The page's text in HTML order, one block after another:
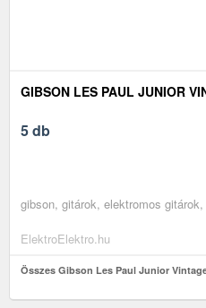
GIBSON LES PAUL JUNIOR
5 db
gibson, gitárok, elektromos
ElektroElektro.hu
Összes Gibson Les Paul Junior